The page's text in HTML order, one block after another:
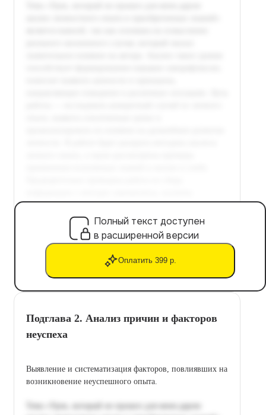
Полный текст доступен
в расширенной версии
Оплатить 399 р.
Подглава 2. Анализ причин и факторов
неуспеха
Выявление и систематизация факторов, повлиявших на
возникновение неуспешного опыта.